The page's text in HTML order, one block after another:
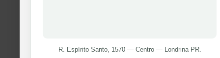
R. Espírito Santo, 1570 — Centro — Londrina PR.